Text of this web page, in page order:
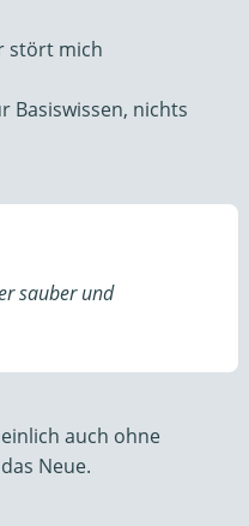
stört mich
Basiswissen, nichts
sauber und
auch ohne
Neue.